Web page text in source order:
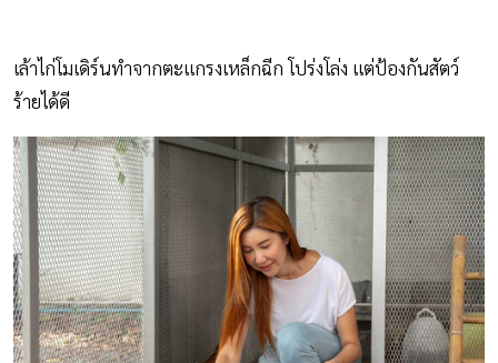
เล้าไก่โมเดิร์นทำจากตะแกรงเหล็กฉีก โปร่งโล่ง แต่ป้องกันสัตว์
ร้ายได้ดี